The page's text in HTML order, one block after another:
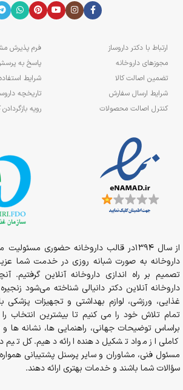
ارتباط با دکتر داروساز
مجوزهای داروخانه
تضمین اصالت کالا
شرایط ارسال سفارش
کنترل اصالت محصولات
فرم پذیرش
پاسخ به
شرایط
تاریخچه
رویه بازگردادن
تصمیم بر راه اندازی داروخانه آنلاین گرفتیم.
داروخانه آنلاین دکتر دانیالی شناخته می‌شود
غذایی، ورزشی، لوازم بهداشتی و تجهیزات پزشکی
تمام تلاش خود را می کنیم تا بیشترین انتخاب
براساس توضیحات جهانی، راهنمایی ها، نشانه ها
کاملی از مواد تشکیل دهنده ارائه دهیم. کل
مسئول فنی، مشاوران و سایر پرسنل پشتیبانی
سؤالات شما باشند و خدمات بهتری ارائه دهند.